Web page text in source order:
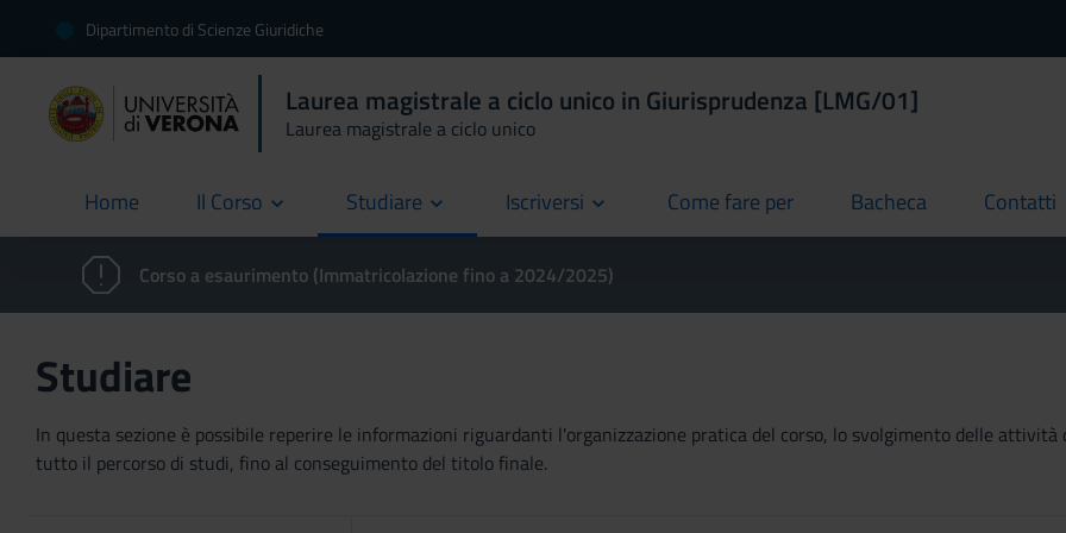
Dipartimento di Scienze Giuridiche
Laurea magistrale a ciclo unico in Giurisprudenza [LMG/01]
Laurea magistrale a ciclo unico
Home
current Il Corso Studiare Iscriversi Come fare per
current Bacheca
current Contatti
current
Corso a esaurimento (Immatricolazione fino a 2024/2025)
Studiare
In questa sezione è possibile reperire le informazioni riguardanti l'organizzazione pratica del corso, lo svolgimento delle
tutto il percorso di studi, fino al conseguimento del titolo finale.